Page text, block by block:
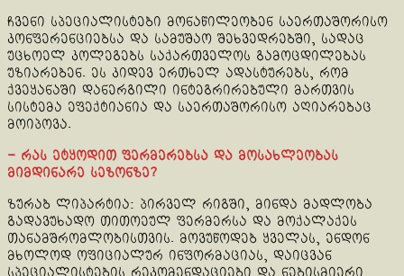
ჩვენი სპეციალისტები მონაწილეობენ საერთაშორისო
კონფერენციებსა და სამუშაო შეხვედრებში, სადაც
უცხოელ კოლეგებს საქართველოს გამოცდილებას
უზიარებენ. ეს კიდევ ერთხელ ადასტურებს, რომ
ქვეყანაში დანერგილი ინტეგრირებული მართვის
სისტემა ეფექტიანია და საერთაშორისო აღიარებაც
მოიპოვა.
– რას ეტყოდით ფერმერებსა და მოსახლეობას
მიმდინარე სეზონზე?
ზურაბ ლიპარტია: პირველ რიგში, მინდა მადლობა
გადავუხადო თითოეულ ფერმერსა და მოქალაქეს
თანამშრომლობისთვის. მოვუწოდებ ყველას, ენდონ
მხოლოდ ოფიციალურ ინფორმაციას, დაიცვან